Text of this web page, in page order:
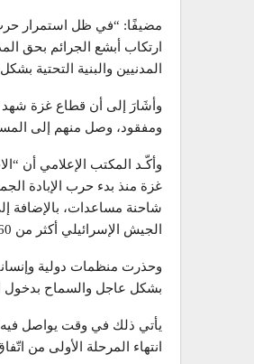
مضيفًا: “في ظل استمرار حرب
ارتكاب أبشع الجرائم بحق
المدنيين والبنية التحتية
ومفقود، وصل منهم إلى المستشفيات أكثر من 50 ألفًا و300
وأكّـد المكتب الإعلامي أن
الجيش الإسرائيلي أكثر من 60 تكية طعام ومركزًا لتوزيع المساعدات وأخرجها عن الخدمة لتمكين جريمة التجويع”.
وحذرت منظمات دولية
بشكل عاجل والسماح بدخول
انتهاء المرحلة الأولى من